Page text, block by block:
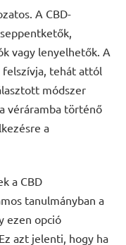
A CBD-
vagy lenyelhetők. A
felszívja, tehát attól
módszer
véráramba történő
a
a CBD
tanulmányban a
ezen opció
azt jelenti, hogy ha